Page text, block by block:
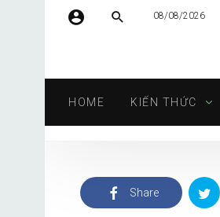
Mật khẩu
Tự động đăng nhập
08/08/2026
HOME KIẾN THỨC
Share